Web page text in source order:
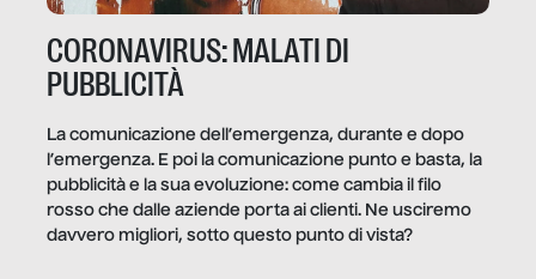
CORONAVIRUS: MALATI DI
PUBBLICITÀ
La comunicazione dell’emergenza, durante e dopo
l’emergenza. E poi la comunicazione punto e basta, la
pubblicità e la sua evoluzione: come cambia il filo
rosso che dalle aziende porta ai clienti. Ne usciremo
davvero migliori, sotto questo punto di vista?